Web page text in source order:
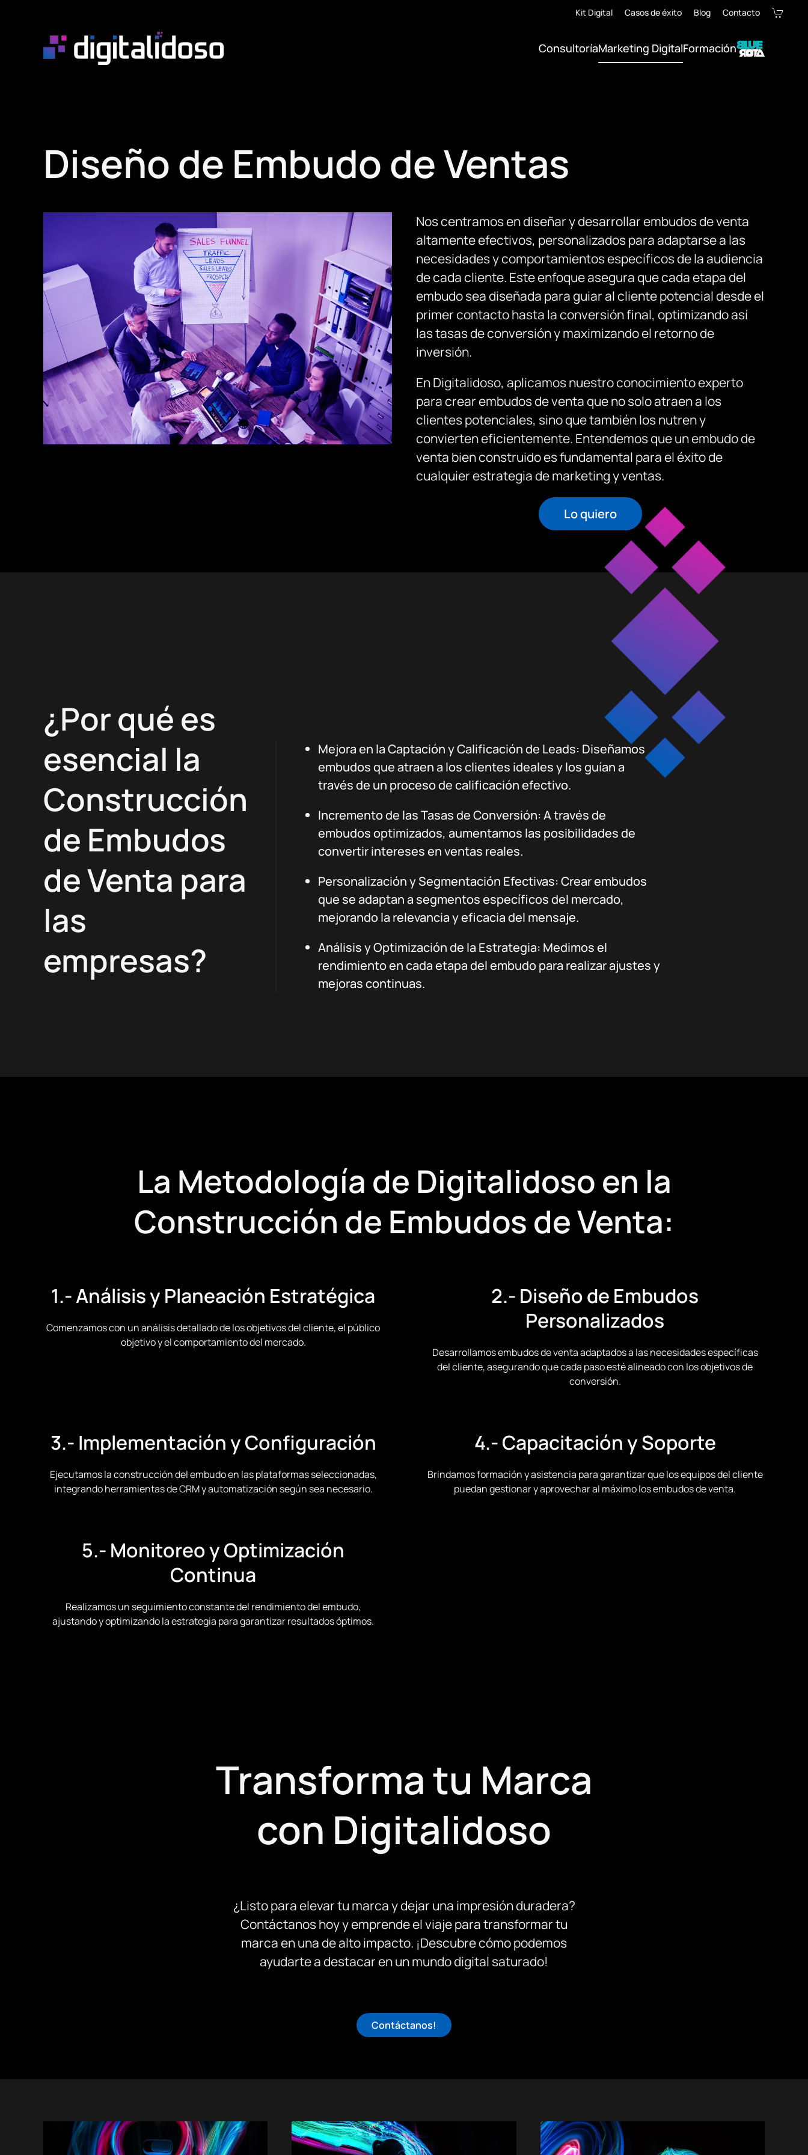
Skip to main content
Kit Digital Casos de éxito Blog Contacto
ConsultoríaMarketing DigitalFormación
Diseño de Embudo de Ventas
Nos centramos en diseñar y desarrollar embudos de venta
altamente efectivos, personalizados para adaptarse a las
necesidades y comportamientos específicos de la audiencia
de cada cliente. Este enfoque asegura que cada etapa del
embudo sea diseñada para guiar al cliente potencial desde el
primer contacto hasta la conversión final, optimizando así
las tasas de conversión y maximizando el retorno de
inversión.
En Digitalidoso, aplicamos nuestro conocimiento experto
para crear embudos de venta que no solo atraen a los
clientes potenciales, sino que también los nutren y
convierten eficientemente. Entendemos que un embudo de
venta bien construido es fundamental para el éxito de
cualquier estrategia de marketing y ventas.
Lo quiero
¿Por qué es
esencial la
Construcción
de Embudos
de Venta para
las
empresas?
Mejora en la Captación y Calificación de Leads: Diseñamos
embudos que atraen a los clientes ideales y los guían a
través de un proceso de calificación efectivo.
Incremento de las Tasas de Conversión: A través de
embudos optimizados, aumentamos las posibilidades de
convertir intereses en ventas reales.
Personalización y Segmentación Efectivas: Crear embudos
que se adaptan a segmentos específicos del mercado,
mejorando la relevancia y eficacia del mensaje.
Análisis y Optimización de la Estrategia: Medimos el
rendimiento en cada etapa del embudo para realizar ajustes y
mejoras continuas.
La Metodología de Digitalidoso en la
Construcción de Embudos de Venta:
1.- Análisis y Planeación Estratégica
Comenzamos con un análisis detallado de los objetivos del cliente, el público
objetivo y el comportamiento del mercado.
2.- Diseño de Embudos
Personalizados
Desarrollamos embudos de venta adaptados a las necesidades específicas
del cliente, asegurando que cada paso esté alineado con los objetivos de
conversión.
3.- Implementación y Configuración
Ejecutamos la construcción del embudo en las plataformas seleccionadas,
integrando herramientas de CRM y automatización según sea necesario.
4.- Capacitación y Soporte
Brindamos formación y asistencia para garantizar que los equipos del cliente
puedan gestionar y aprovechar al máximo los embudos de venta.
5.- Monitoreo y Optimización
Continua
Realizamos un seguimiento constante del rendimiento del embudo,
ajustando y optimizando la estrategia para garantizar resultados óptimos.
Transforma tu Marca
con Digitalidoso
¿Listo para elevar tu marca y dejar una impresión duradera?
Contáctanos hoy y emprende el viaje para transformar tu
marca en una de alto impacto. ¡Descubre cómo podemos
ayudarte a destacar en un mundo digital saturado!
Contáctanos!